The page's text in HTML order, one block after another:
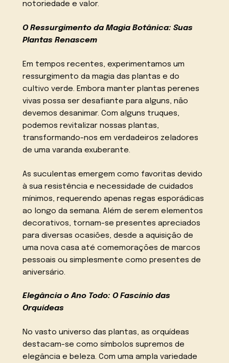
notoriedade e valor.
O Ressurgimento da Magia Botânica: Suas
Plantas Renascem
Em tempos recentes, experimentamos um
ressurgimento da magia das plantas e do
cultivo verde. Embora manter plantas perenes
vivas possa ser desafiante para alguns, não
devemos desanimar. Com alguns truques,
podemos revitalizar nossas plantas,
transformando-nos em verdadeiros zeladores
de uma varanda exuberante.
As suculentas emergem como favoritas devido
à sua resistência e necessidade de cuidados
mínimos, requerendo apenas regas esporádicas
ao longo da semana. Além de serem elementos
decorativos, tornam-se presentes apreciados
para diversas ocasiões, desde a aquisição de
uma nova casa até comemorações de marcos
pessoais ou simplesmente como presentes de
aniversário.
Elegância o Ano Todo: O Fascínio das
Orquídeas
No vasto universo das plantas, as orquídeas
destacam-se como símbolos supremos de
elegância e beleza. Com uma ampla variedade